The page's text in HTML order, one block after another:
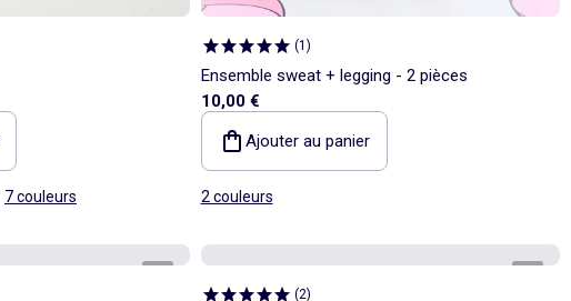
7 couleurs
(1 )
Ensemble sweat + legging - 2 pièces
10,00 €
Ajouter au panier
2 couleurs
(2)